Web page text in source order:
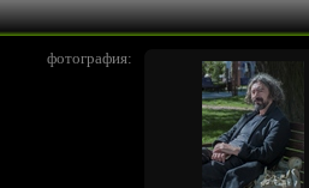
фотография: